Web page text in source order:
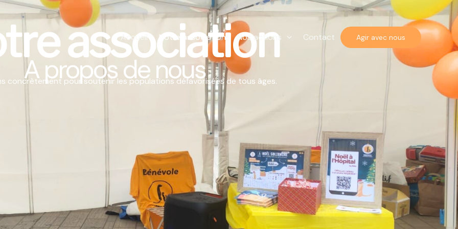
Accueil Notre association Nos actions Contact Agir avec nous
association
A propos de nous
concrètement pour soutenir les populations défavorisées de tous âges.